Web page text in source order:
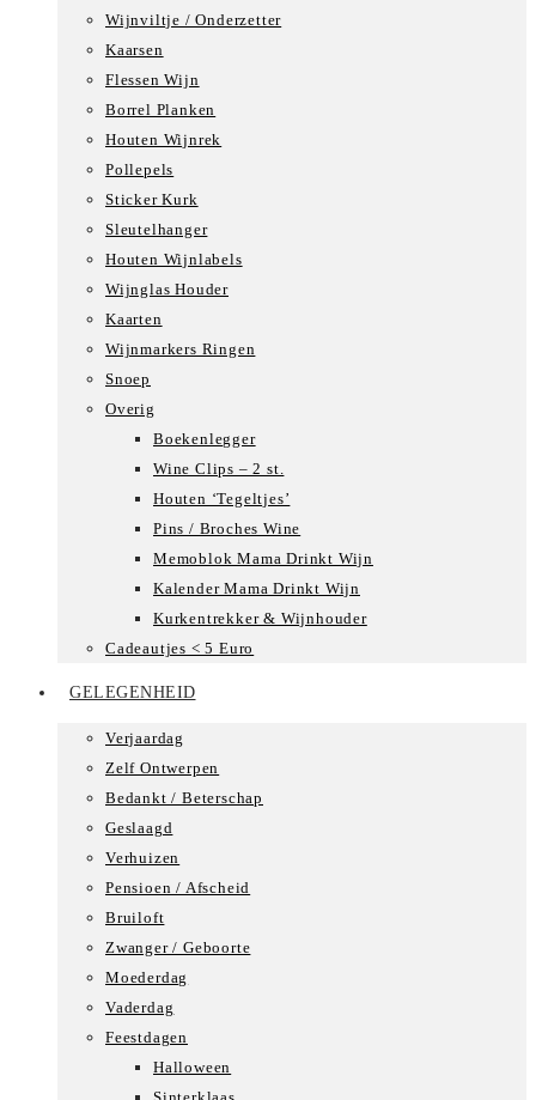
Wijnviltje / Onderzetter
Kaarsen
Flessen Wijn
Borrel Planken
Houten Wijnrek
Pollepels
Sticker Kurk
Sleutelhanger
Houten Wijnlabels
Wijnglas Houder
Kaarten
Wijnmarkers Ringen
Snoep
Overig
Boekenlegger
Wine Clips – 2 st.
Houten ‘Tegeltjes’
Pins / Broches Wine
Memoblok Mama Drinkt Wijn
Kalender Mama Drinkt Wijn
Kurkentrekker & Wijnhouder
Cadeautjes < 5 Euro
GELEGENHEID
Verjaardag
Zelf Ontwerpen
Bedankt / Beterschap
Geslaagd
Verhuizen
Pensioen / Afscheid
Bruiloft
Zwanger / Geboorte
Moederdag
Vaderdag
Feestdagen
Halloween